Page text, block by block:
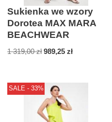
Sukienka we wzory
Dorotea MAX MARA
BEACHWEAR
1 319,00zł 989,25 zł
SALE - 33%